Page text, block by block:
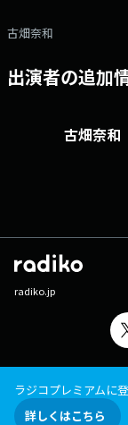
古畑奈和
出演者の追加
古畑奈和
radiko.jp
ラジコプレミアムに
詳しくはこちら